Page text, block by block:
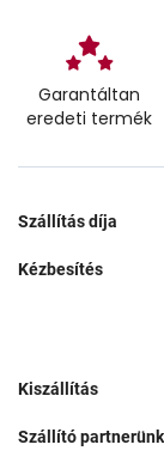
Garantáltan
eredeti termék
Szállítás díja
Kézbesítés
Kiszállítás
Szállító partnerünk